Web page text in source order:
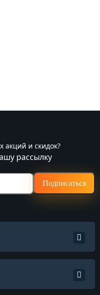
акций и скидок?
рассылку
Подписаться